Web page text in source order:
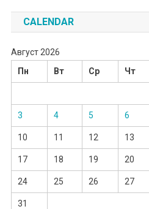
CALENDAR
Август 2026
Пн
Вт Ср Чт
3 4 5 6
10 11 12 13
17 18 19 20
24 25 26 27
31